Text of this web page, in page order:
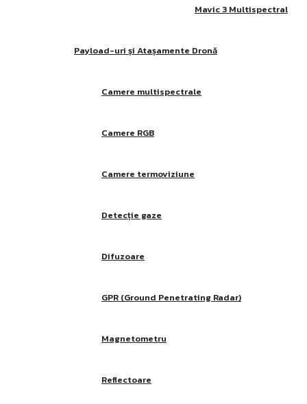
Mavic 3 Multispectral
Payload-uri și Atașamente Dronă
Camere multispectrale
Camere RGB
Camere termoviziune
Detecție gaze
Difuzoare
GPR (Ground Penetrating Radar)
Magnetometru
Reflectoare